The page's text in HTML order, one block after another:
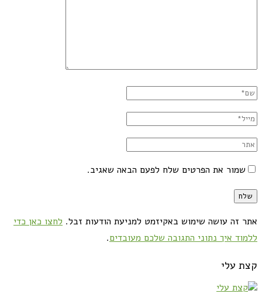
שמור את הפרטים שלח לפעם הבאה שאגיב.
אתר זה עושה שימוש באקיזמט למניעת הודעות זבל. לחצו כאן כדי
ללמוד איך נתוני התגובה שלכם מעובדים.
קצת עלי